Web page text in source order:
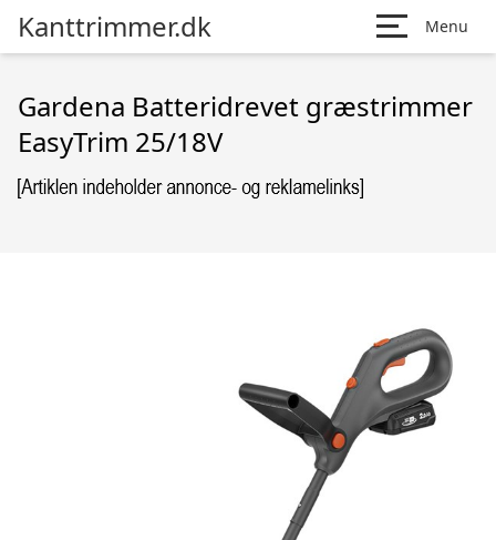
Kanttrimmer.dk Menu
Gardena Batteridrevet græstrimmer
EasyTrim 25/18V